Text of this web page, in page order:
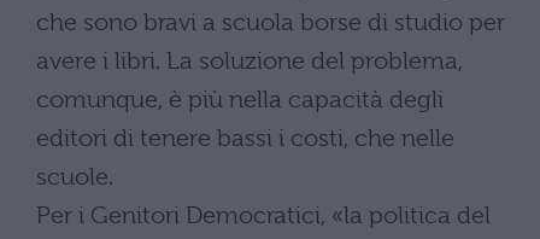
che sono bravi a scuola borse di studio per
avere i libri. La soluzione del problema,
comunque, è più nella capacità degli
editori di tenere bassi i costi, che nelle
scuole.
Per i Genitori Democratici, «la politica del